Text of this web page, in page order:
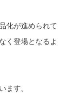
化が進められて
く登場となるよ
ます。